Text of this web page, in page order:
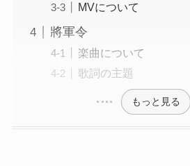
MVについて
將軍令
楽曲について
歌詞の主題
もっと見る